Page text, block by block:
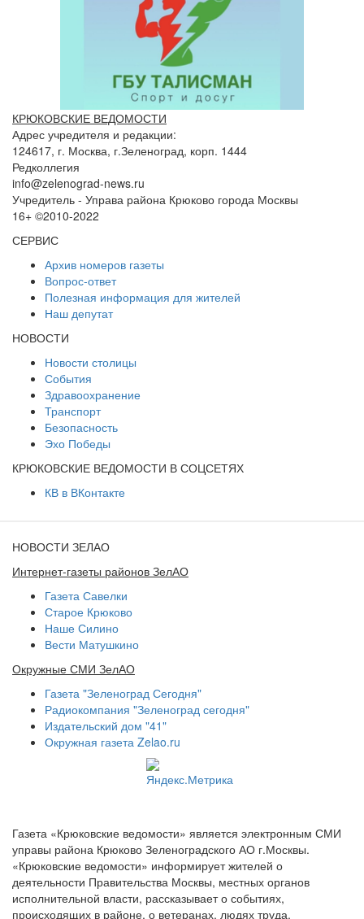
КРЮКОВСКИЕ ВЕДОМОСТИ
Адрес учредителя и редакции:
124617, г. Москва, г.Зеленоград, корп. 1444
Редколлегия
info@zelenograd-news.ru
Учредитель - Управа района Крюково города Москвы
16+ ©2010-2022
СЕРВИС
Архив номеров газеты
Вопрос-ответ
Полезная информация для жителей
Наш депутат
НОВОСТИ
Новости столицы
События
Здравоохранение
Транспорт
Безопасность
Эхо Победы
КРЮКОВСКИЕ ВЕДОМОСТИ В СОЦСЕТЯХ
КВ в ВКонтакте
НОВОСТИ ЗЕЛАО
Интернет-газеты районов ЗелАО
Газета Савелки
Старое Крюково
Наше Силино
Вести Матушкино
Окружные СМИ ЗелАО
Газета "Зеленоград Сегодня"
Радиокомпания "Зеленоград сегодня"
Издательский дом "41"
Окружная газета Zelao.ru
Газета «Крюковские ведомости» является электронным СМИ
управы района Крюково Зеленоградского АО г.Москвы.
«Крюковские ведомости» информирует жителей о
деятельности Правительства Москвы, местных органов
исполнительной власти, рассказывает о событиях,
происходящих в районе, о ветеранах, людях труда,